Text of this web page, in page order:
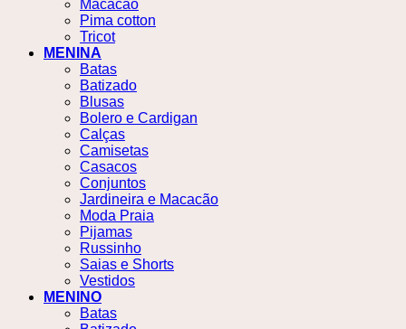
Macacão
Pima cotton
Tricot
MENINA
Batas
Batizado
Blusas
Bolero e Cardigan
Calças
Camisetas
Casacos
Conjuntos
Jardineira e Macacão
Moda Praia
Pijamas
Russinho
Saias e Shorts
Vestidos
MENINO
Batas